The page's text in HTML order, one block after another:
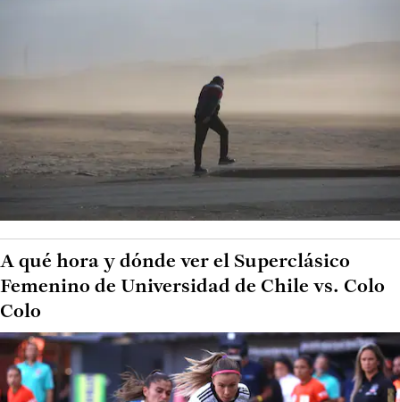
A qué hora y dónde ver el Superclásico
Femenino de Universidad de Chile vs. Colo
Colo